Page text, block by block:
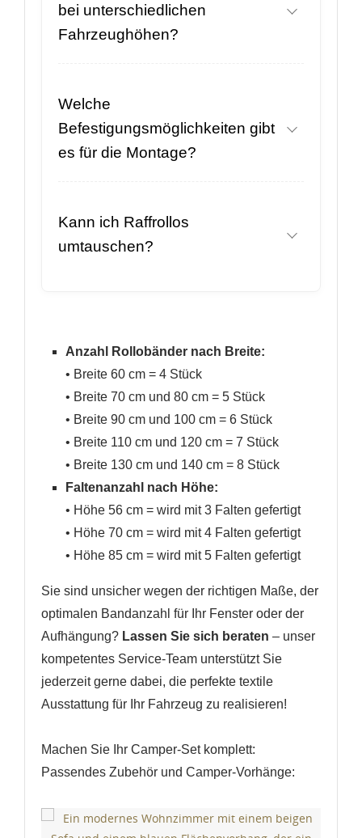
bei unterschiedlichen
Fahrzeughöhen?
Welche
Befestigungsmöglichkeiten gibt
es für die Montage?
Kann ich Raffrollos
umtauschen?
Anzahl Rollobänder nach Breite:
• Breite 60 cm = 4 Stück
• Breite 70 cm und 80 cm = 5 Stück
• Breite 90 cm und 100 cm = 6 Stück
• Breite 110 cm und 120 cm = 7 Stück
• Breite 130 cm und 140 cm = 8 Stück
Faltenanzahl nach Höhe:
• Höhe 56 cm = wird mit 3 Falten gefertigt
• Höhe 70 cm = wird mit 4 Falten gefertigt
• Höhe 85 cm = wird mit 5 Falten gefertigt
Sie sind unsicher wegen der richtigen Maße, der
optimalen Bandanzahl für Ihr Fenster oder der
Aufhängung? Lassen Sie sich beraten – unser
kompetentes Service-Team unterstützt Sie
jederzeit gerne dabei, die perfekte textile
Ausstattung für Ihr Fahrzeug zu realisieren!
Machen Sie Ihr Camper-Set komplett:
Passendes Zubehör und Camper-Vorhänge: